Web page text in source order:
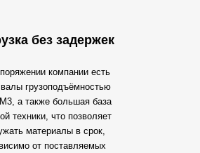
без задержек
компании есть
грузоподъёмностью
а также большая база
техники, что позволяет
материалы в срок,
от поставляемых